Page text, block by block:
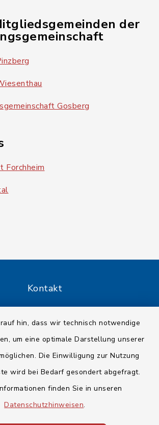
hin, dass wir technisch notwendige
um eine optimale Darstellung unserer
Die Einwilligung zur Nutzung
wird bei Bedarf gesondert abgefragt.
finden Sie in unseren
Datenschutzhinweisen.
der
Gosberg
Forchheim
Kontakt
Datenschutz
Impressum
Sitemap
Einstellungen